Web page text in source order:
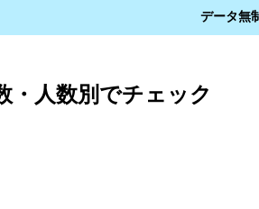
データ無
・人数別でチェック